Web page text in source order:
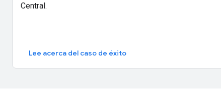
Central.
Lee acerca del caso de éxito